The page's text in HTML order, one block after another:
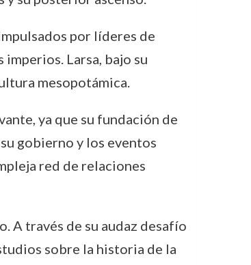
por líderes de
Larsa, bajo su
mesopotámica.
ya que su fundación de
gobierno y los eventos
red de relaciones
A través de su audaz desafío
sobre la historia de la